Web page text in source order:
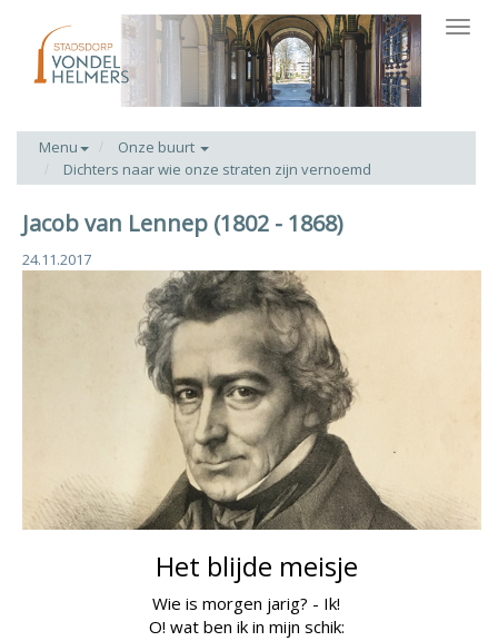
Menu
Onze buurt
Dichters naar wie onze straten zijn vernoemd
Jacob van Lennep (1802 - 1868)
24.11.2017
Het blijde meisje
Wie is morgen jarig? - Ik!
O! wat ben ik in mijn schik: